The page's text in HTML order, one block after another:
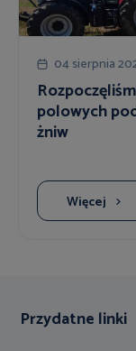
04 sierpnia
polowych
żniw
Więcej
Przydatne linki